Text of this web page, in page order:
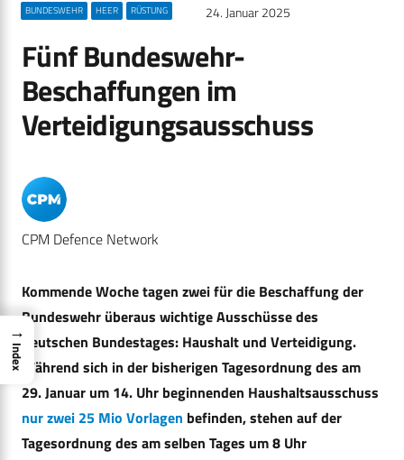
BUNDESWEHR HEER RÜSTUNG 24. Januar 2025
Fünf Bundeswehr-
Beschaffungen im
Verteidigungsausschuss
CPM Defence Network
Kommende Woche tagen zwei für die Beschaffung der
Bundeswehr überaus wichtige Ausschüsse des
Deutschen Bundestages: Haushalt und Verteidigung.
Während sich in der bisherigen Tagesordnung des am
29. Januar um 14. Uhr beginnenden Haushaltsausschuss
nur zwei 25 Mio Vorlagen befinden, stehen auf der
Tagesordnung des am selben Tages um 8 Uhr
→
Index